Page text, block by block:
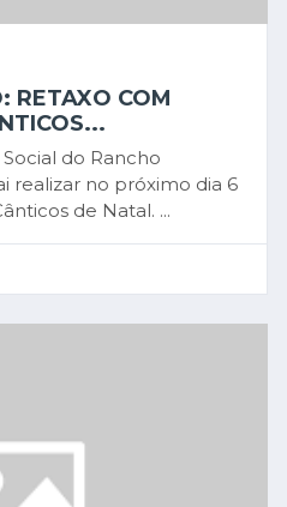
RETAXO COM
do Rancho
realizar no próximo dia 6
de Natal. ...